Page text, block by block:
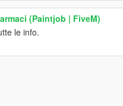
(Paintjob | FiveM)
le info.